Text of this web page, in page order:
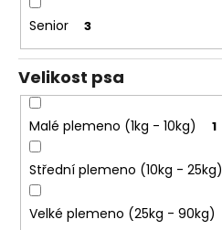
ůSenior 3
Velikost psa
Malé plemeno (1kg - 10kg) 1
Střední plemeno (10kg - 25kg)
Velké plemeno (25kg - 90kg)
e
n
a
j
?